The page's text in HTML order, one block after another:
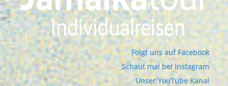
Folgt uns auf Facebook
Schaut mal bei Instagram
Unser YouTube Kanal